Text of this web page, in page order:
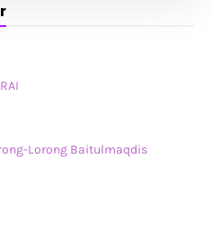
Lorong Baitulmaqdis